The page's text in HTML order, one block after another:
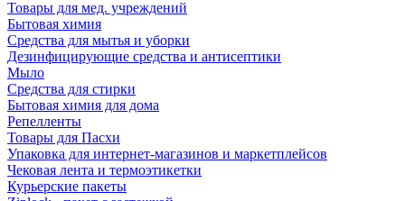
Товары для мед. учреждений
Бытовая химия
Средства для мытья и уборки
Дезинфицирующие средства и антисептики
Мыло
Средства для стирки
Бытовая химия для дома
Репелленты
Товары для Пасхи
Упаковка для интернет-магазинов и маркетплейсов
Чековая лента и термоэтикетки
Курьерские пакеты